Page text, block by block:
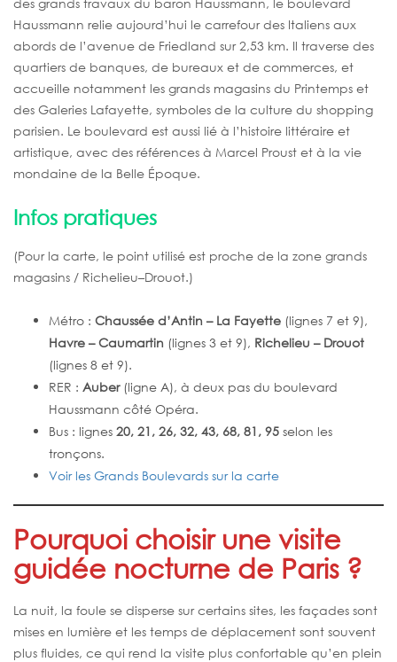
Haussmann relie aujourd’hui le carrefour des Italiens aux
abords de l’avenue de Friedland sur 2,53 km. Il traverse des
quartiers de banques, de bureaux et de commerces, et
accueille notamment les grands magasins du Printemps et
des Galeries Lafayette, symboles de la culture du shopping
parisien. Le boulevard est aussi lié à l’histoire littéraire et
artistique, avec des références à Marcel Proust et à la vie
mondaine de la Belle Époque.
Infos pratiques
(Pour la carte, le point utilisé est proche de la zone grands
magasins / Richelieu–Drouot.)
Métro : Chaussée d’Antin – La Fayette (lignes 7 et 9),
Havre – Caumartin (lignes 3 et 9), Richelieu – Drouot
(lignes 8 et 9).
RER : Auber(ligne A), à deux pas du boulevard
Haussmann côté Opéra.
Bus : lignes 20, 21, 26, 32, 43, 68, 81, 95 selon les
tronçons.
Voir les Grands Boulevards sur la carte
Pourquoi choisir une visite
guidée nocturne de Paris ?
La nuit, la foule se disperse sur certains sites, les façades sont
mises en lumière et les temps de déplacement sont souvent
plus fluides, ce qui rend la visite plus confortable qu’en plein